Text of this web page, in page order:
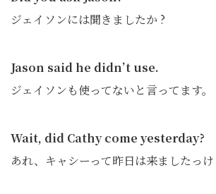
ジェイソンには聞きましたか ?
Jason said he didn’t use.
ジェイソンも使ってないと言ってます。
Wait, did Cathy come yesterday?
あれ、キャシーって昨日は来ましたっけ